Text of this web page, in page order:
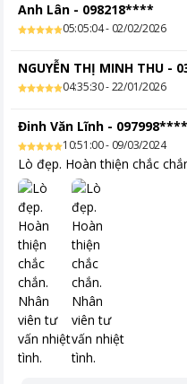
lít
Thiết kế tinh tế,bền bỉ
Lò vi sóng có nướng
bật với chức năng đa dạng
bền bỉ.
Sản phẩm được thiết kế với
hợp cửa kính trong suốt, tạo
mọi không gian bếp.
Đặc biệt, chất liệu cao cấp
đảm bảo độ bền và an toàn
Anh Lân - 098218****
05:05:04 - 02/02/2026
NGUYỄN THỊ MINH THU -
04:35:30 - 22/01/2026
Đinh Văn Lĩnh - 097998****
10:51:00 - 09/03/2024
Lò đẹp. Hoàn thiện chắc